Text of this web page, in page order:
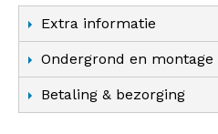
Extra informatie
Ondergrond en montage
Betaling & bezorging